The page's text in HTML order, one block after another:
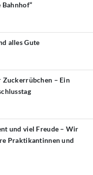
alles Gute
– Ein
und viel Freude – Wir
Praktikantinnen und